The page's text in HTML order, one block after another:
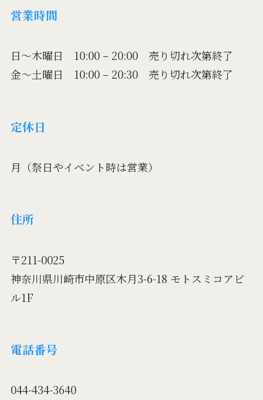
営業時間
日～木曜日 10:00 – 20:00 売り切れ次第終了
金～土曜日 10:00 – 20:30 売り切れ次第終了
定休日
月（祭日やイベント時は営業）
住所
〒211-0025
神奈川県川崎市中原区木月3-6-18 モトスミコアビ
ル1F
電話番号
044-434-3640